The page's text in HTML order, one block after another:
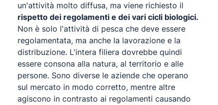
un'attività molto diffusa, ma viene richiesto il
rispetto dei regolamenti e dei vari cicli biologici.
Non è solo l'attività di pesca che deve essere
regolamentata, ma anche la lavorazione e la
distribuzione. L'intera filiera dovrebbe quindi
essere consona alla natura, al territorio e alle
persone. Sono diverse le aziende che operano
sul mercato in modo corretto, mentre altre
agiscono in contrasto ai regolamenti causando